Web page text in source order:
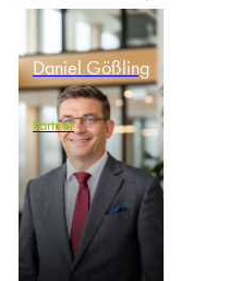
Daniel Gößling
Partner